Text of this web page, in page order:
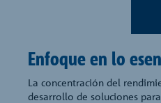
Enfoque en lo
La concentración del
desarrollo de soluciones